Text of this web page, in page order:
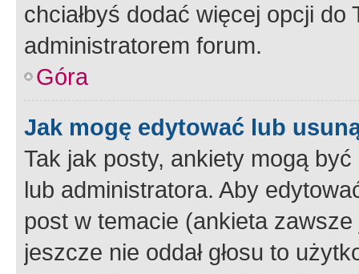
chciałbyś dodać więcej opcji
administratorem forum.
Góra
Jak mogę edytować lub
Tak jak posty, ankiety mogą
lub administratora. Aby
post w temacie (ankieta
jeszcze nie oddał głosu to